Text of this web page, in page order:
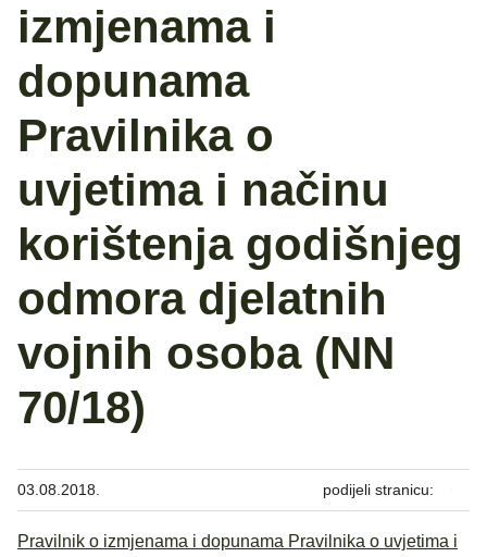
izmjenama i
dopunama
Pravilnika o
uvjetima i načinu
korištenja godišnjeg
odmora djelatnih
vojnih osoba (NN
70/18)
03.08.2018. podijeli stranicu:
Pravilnik o izmjenama i dopunama Pravilnika o uvjetima i